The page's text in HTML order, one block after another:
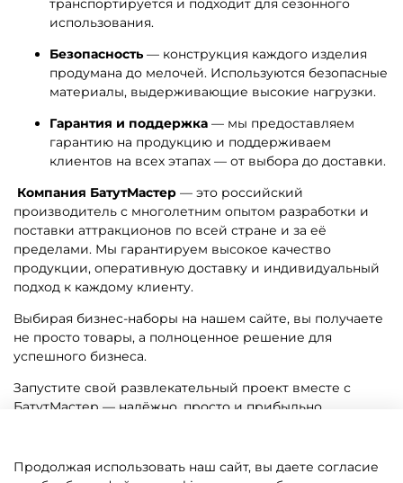
транспортируется и подходит для сезонного
использования.
Безопасность— конструкция каждого изделия
продумана до мелочей. Используются безопасные
материалы, выдерживающие высокие нагрузки.
Гарантия и поддержка — мы предоставляем
гарантию на продукцию и поддерживаем
клиентов на всех этапах — от выбора до доставки.
Компания БатутМастер — это российский
производитель с многолетним опытом разработки и
поставки аттракционов по всей стране и за её
пределами. Мы гарантируем высокое качество
продукции, оперативную доставку и индивидуальный
подход к каждому клиенту.
Выбирая бизнес-наборы на нашем сайте, вы получаете
не просто товары, а полноценное решение для
успешного бизнеса.
Запустите свой развлекательный проект вместе с
БатутМастер — надёжно, просто и прибыльно.
Продолжая использовать наш сайт, вы даете согласие